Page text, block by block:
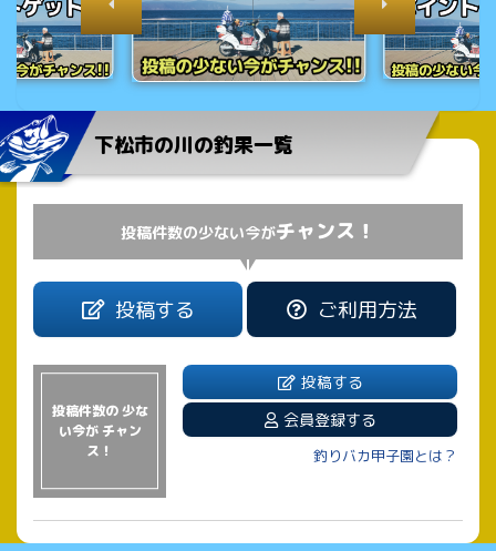
下松市の川の釣果一覧
投稿件数の少ない今がチャンス！
投稿する ご利用方法
投稿件数の 少な
い今が チャン
ス！
投稿する
会員登録する
釣りバカ甲子園とは？